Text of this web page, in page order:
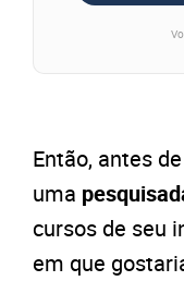
Então, antes
uma
cursos de seu
em que